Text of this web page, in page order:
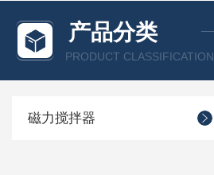
产品分类
PRODUCT CLASSIFICATION
磁力搅拌器